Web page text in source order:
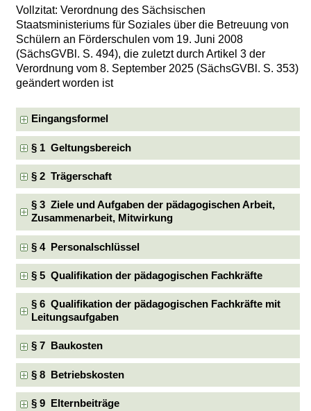
Vollzitat: Verordnung des Sächsischen
Staatsministeriums für Soziales über die Betreuung von
Schülern an Förderschulen vom 19. Juni 2008
(SächsGVBl. S. 494), die zuletzt durch Artikel 3 der
Verordnung vom 8. September 2025 (SächsGVBl. S. 353)
geändert worden ist
Eingangsformel
§ 1 Geltungsbereich
§ 2 Trägerschaft
§ 3 Ziele und Aufgaben der pädagogischen Arbeit,
Zusammenarbeit, Mitwirkung
§ 4 Personalschlüssel
§ 5 Qualifikation der pädagogischen Fachkräfte
§ 6 Qualifikation der pädagogischen Fachkräfte mit
Leitungsaufgaben
§ 7 Baukosten
§ 8 Betriebskosten
§ 9 Elternbeiträge